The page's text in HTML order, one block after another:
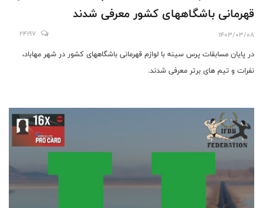
قهرمانی باشگاههای کشور معرفی شدند
1403/03/08
24197
در پایان مسابقات پرس سینه با لوازم قهرمانی باشگاههای کشور در شهر مهاباد،
نفرات و تیم های برتر معرفی شدند.